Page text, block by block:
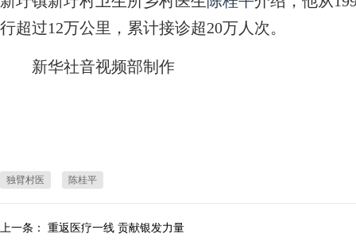
行超过12万公里，累计接诊超20万人次。
新华社音视频部制作
独臂村医 陈桂平
上一条： 重返医疗一线 贡献银发力量